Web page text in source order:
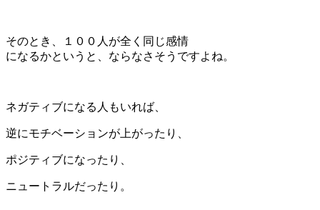
そのとき、１００人が全く同じ感情
になるかというと、ならなさそうですよね。
ネガティブになる人もいれば、
逆にモチベーションが上がったり、
ポジティブになったり、
ニュートラルだったり。